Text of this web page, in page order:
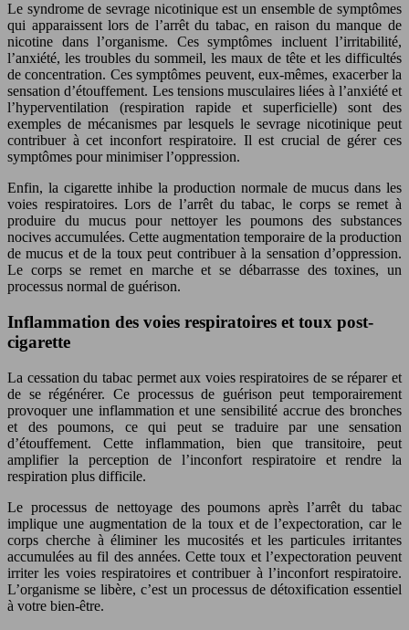
Le syndrome de sevrage nicotinique est un ensemble de symptômes
qui apparaissent lors de l’arrêt du tabac, en raison du manque de
nicotine dans l’organisme. Ces symptômes incluent l’irritabilité,
l’anxiété, les troubles du sommeil, les maux de tête et les difficultés
de concentration. Ces symptômes peuvent, eux-mêmes, exacerber la
sensation d’étouffement. Les tensions musculaires liées à l’anxiété et
l’hyperventilation (respiration rapide et superficielle) sont des
exemples de mécanismes par lesquels le sevrage nicotinique peut
contribuer à cet inconfort respiratoire. Il est crucial de gérer ces
symptômes pour minimiser l’oppression.
Enfin, la cigarette inhibe la production normale de mucus dans les
voies respiratoires. Lors de l’arrêt du tabac, le corps se remet à
produire du mucus pour nettoyer les poumons des substances
nocives accumulées. Cette augmentation temporaire de la production
de mucus et de la toux peut contribuer à la sensation d’oppression.
Le corps se remet en marche et se débarrasse des toxines, un
processus normal de guérison.
Inflammation des voies respiratoires et toux post-
cigarette
La cessation du tabac permet aux voies respiratoires de se réparer et
de se régénérer. Ce processus de guérison peut temporairement
provoquer une inflammation et une sensibilité accrue des bronches
et des poumons, ce qui peut se traduire par une sensation
d’étouffement. Cette inflammation, bien que transitoire, peut
amplifier la perception de l’inconfort respiratoire et rendre la
respiration plus difficile.
Le processus de nettoyage des poumons après l’arrêt du tabac
implique une augmentation de la toux et de l’expectoration, car le
corps cherche à éliminer les mucosités et les particules irritantes
accumulées au fil des années. Cette toux et l’expectoration peuvent
irriter les voies respiratoires et contribuer à l’inconfort respiratoire.
L’organisme se libère, c’est un processus de détoxification essentiel
à votre bien-être.